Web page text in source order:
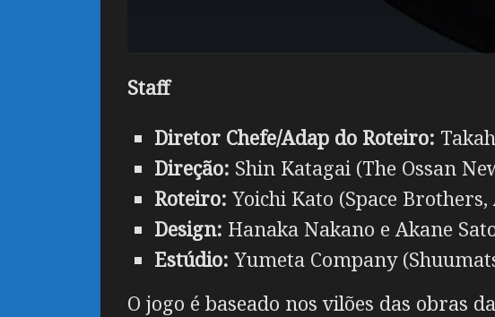
Staff
Diretor Chefe/Adap do Roteiro:
Direção: Shin Katagai (The Ossan
Roteiro: Yoichi Kato (Space
Design: Hanaka Nakano e Akane
Estúdio: Yumeta Company
O jogo é baseado nos vilões das obras